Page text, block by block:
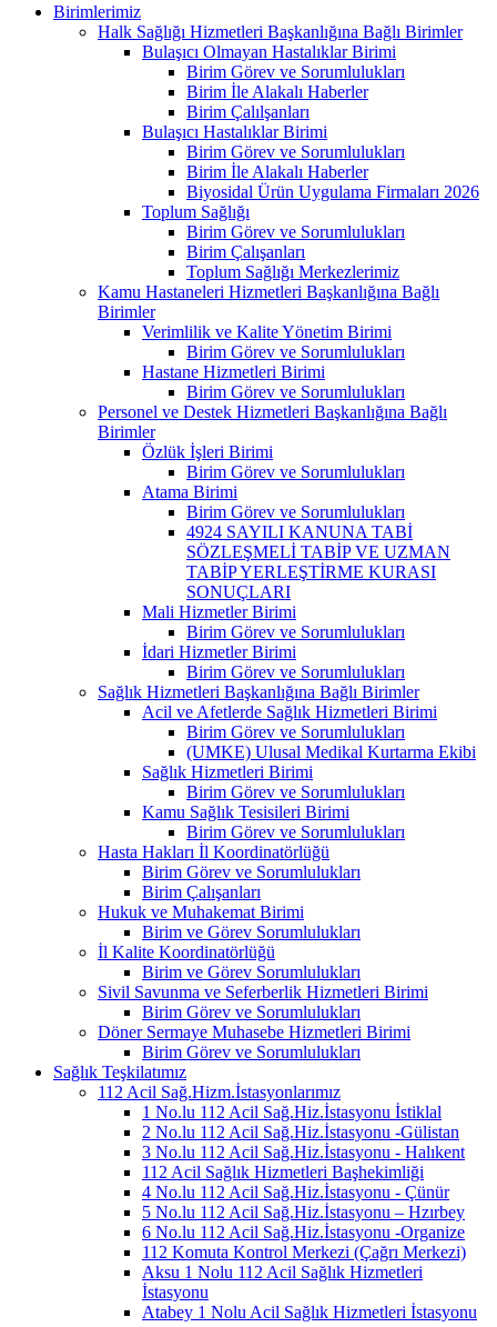
Birimlerimiz
Halk Sağlığı Hizmetleri Başkanlığına Bağlı Birimler
Bulaşıcı Olmayan Hastalıklar Birimi
Birim Görev ve Sorumlulukları
Birim İle Alakalı Haberler
Birim Çalılşanları
Bulaşıcı Hastalıklar Birimi
Birim Görev ve Sorumlulukları
Birim İle Alakalı Haberler
Biyosidal Ürün Uygulama Firmaları 2026
Toplum Sağlığı
Birim Görev ve Sorumlulukları
Birim Çalışanları
Toplum Sağlığı Merkezlerimiz
Kamu Hastaneleri Hizmetleri Başkanlığına Bağlı
Birimler
Verimlilik ve Kalite Yönetim Birimi
Birim Görev ve Sorumlulukları
Hastane Hizmetleri Birimi
Birim Görev ve Sorumlulukları
Personel ve Destek Hizmetleri Başkanlığına Bağlı
Birimler
Özlük İşleri Birimi
Birim Görev ve Sorumlulukları
Atama Birimi
Birim Görev ve Sorumlulukları
4924 SAYILI KANUNA TABİ
SÖZLEŞMELİ TABİP VE UZMAN
TABİP YERLEŞTİRME KURASI
SONUÇLARI
Mali Hizmetler Birimi
Birim Görev ve Sorumlulukları
İdari Hizmetler Birimi
Birim Görev ve Sorumlulukları
Sağlık Hizmetleri Başkanlığına Bağlı Birimler
Acil ve Afetlerde Sağlık Hizmetleri Birimi
Birim Görev ve Sorumlulukları
(UMKE) Ulusal Medikal Kurtarma Ekibi
Sağlık Hizmetleri Birimi
Birim Görev ve Sorumlulukları
Kamu Sağlık Tesisileri Birimi
Birim Görev ve Sorumlulukları
Hasta Hakları İl Koordinatörlüğü
Birim Görev ve Sorumlulukları
Birim Çalışanları
Hukuk ve Muhakemat Birimi
Birim ve Görev Sorumlulukları
İl Kalite Koordinatörlüğü
Birim ve Görev Sorumlulukları
Sivil Savunma ve Seferberlik Hizmetleri Birimi
Birim Görev ve Sorumlulukları
Döner Sermaye Muhasebe Hizmetleri Birimi
Birim Görev ve Sorumlulukları
Sağlık Teşkilatımız
112 Acil Sağ.Hizm.İstasyonlarımız
1 No.lu 112 Acil Sağ.Hiz.İstasyonu İstiklal
2 No.lu 112 Acil Sağ.Hiz.İstasyonu -Gülistan
3 No.lu 112 Acil Sağ.Hiz.İstasyonu - Halıkent
112 Acil Sağlık Hizmetleri Başhekimliği
4 No.lu 112 Acil Sağ.Hiz.İstasyonu - Çünür
5 No.lu 112 Acil Sağ.Hiz.İstasyonu – Hzırbey
6 No.lu 112 Acil Sağ.Hiz.İstasyonu -Organize
112 Komuta Kontrol Merkezi (Çağrı Merkezi)
Aksu 1 Nolu 112 Acil Sağlık Hizmetleri
İstasyonu
Atabey 1 Nolu Acil Sağlık Hizmetleri İstasyonu